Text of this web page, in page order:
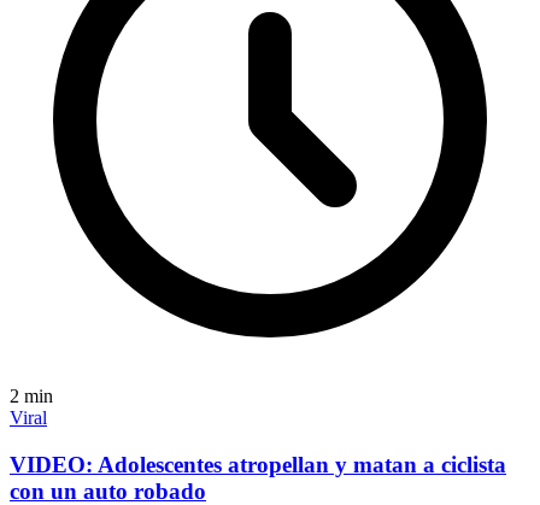
2 min
Viral
VIDEO: Adolescentes atropellan y matan a ciclista
con un auto robado